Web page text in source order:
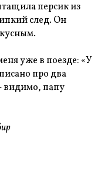
персик из
след. Он
уже в поезде: «У
про два
видимо, папу